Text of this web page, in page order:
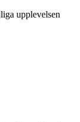
upplevelsen